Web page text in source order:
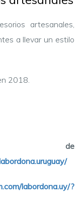
artesanales,
a llevar un estilo
2018.
de
labordona.uy/?